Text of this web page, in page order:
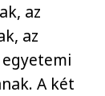
az
az
A két